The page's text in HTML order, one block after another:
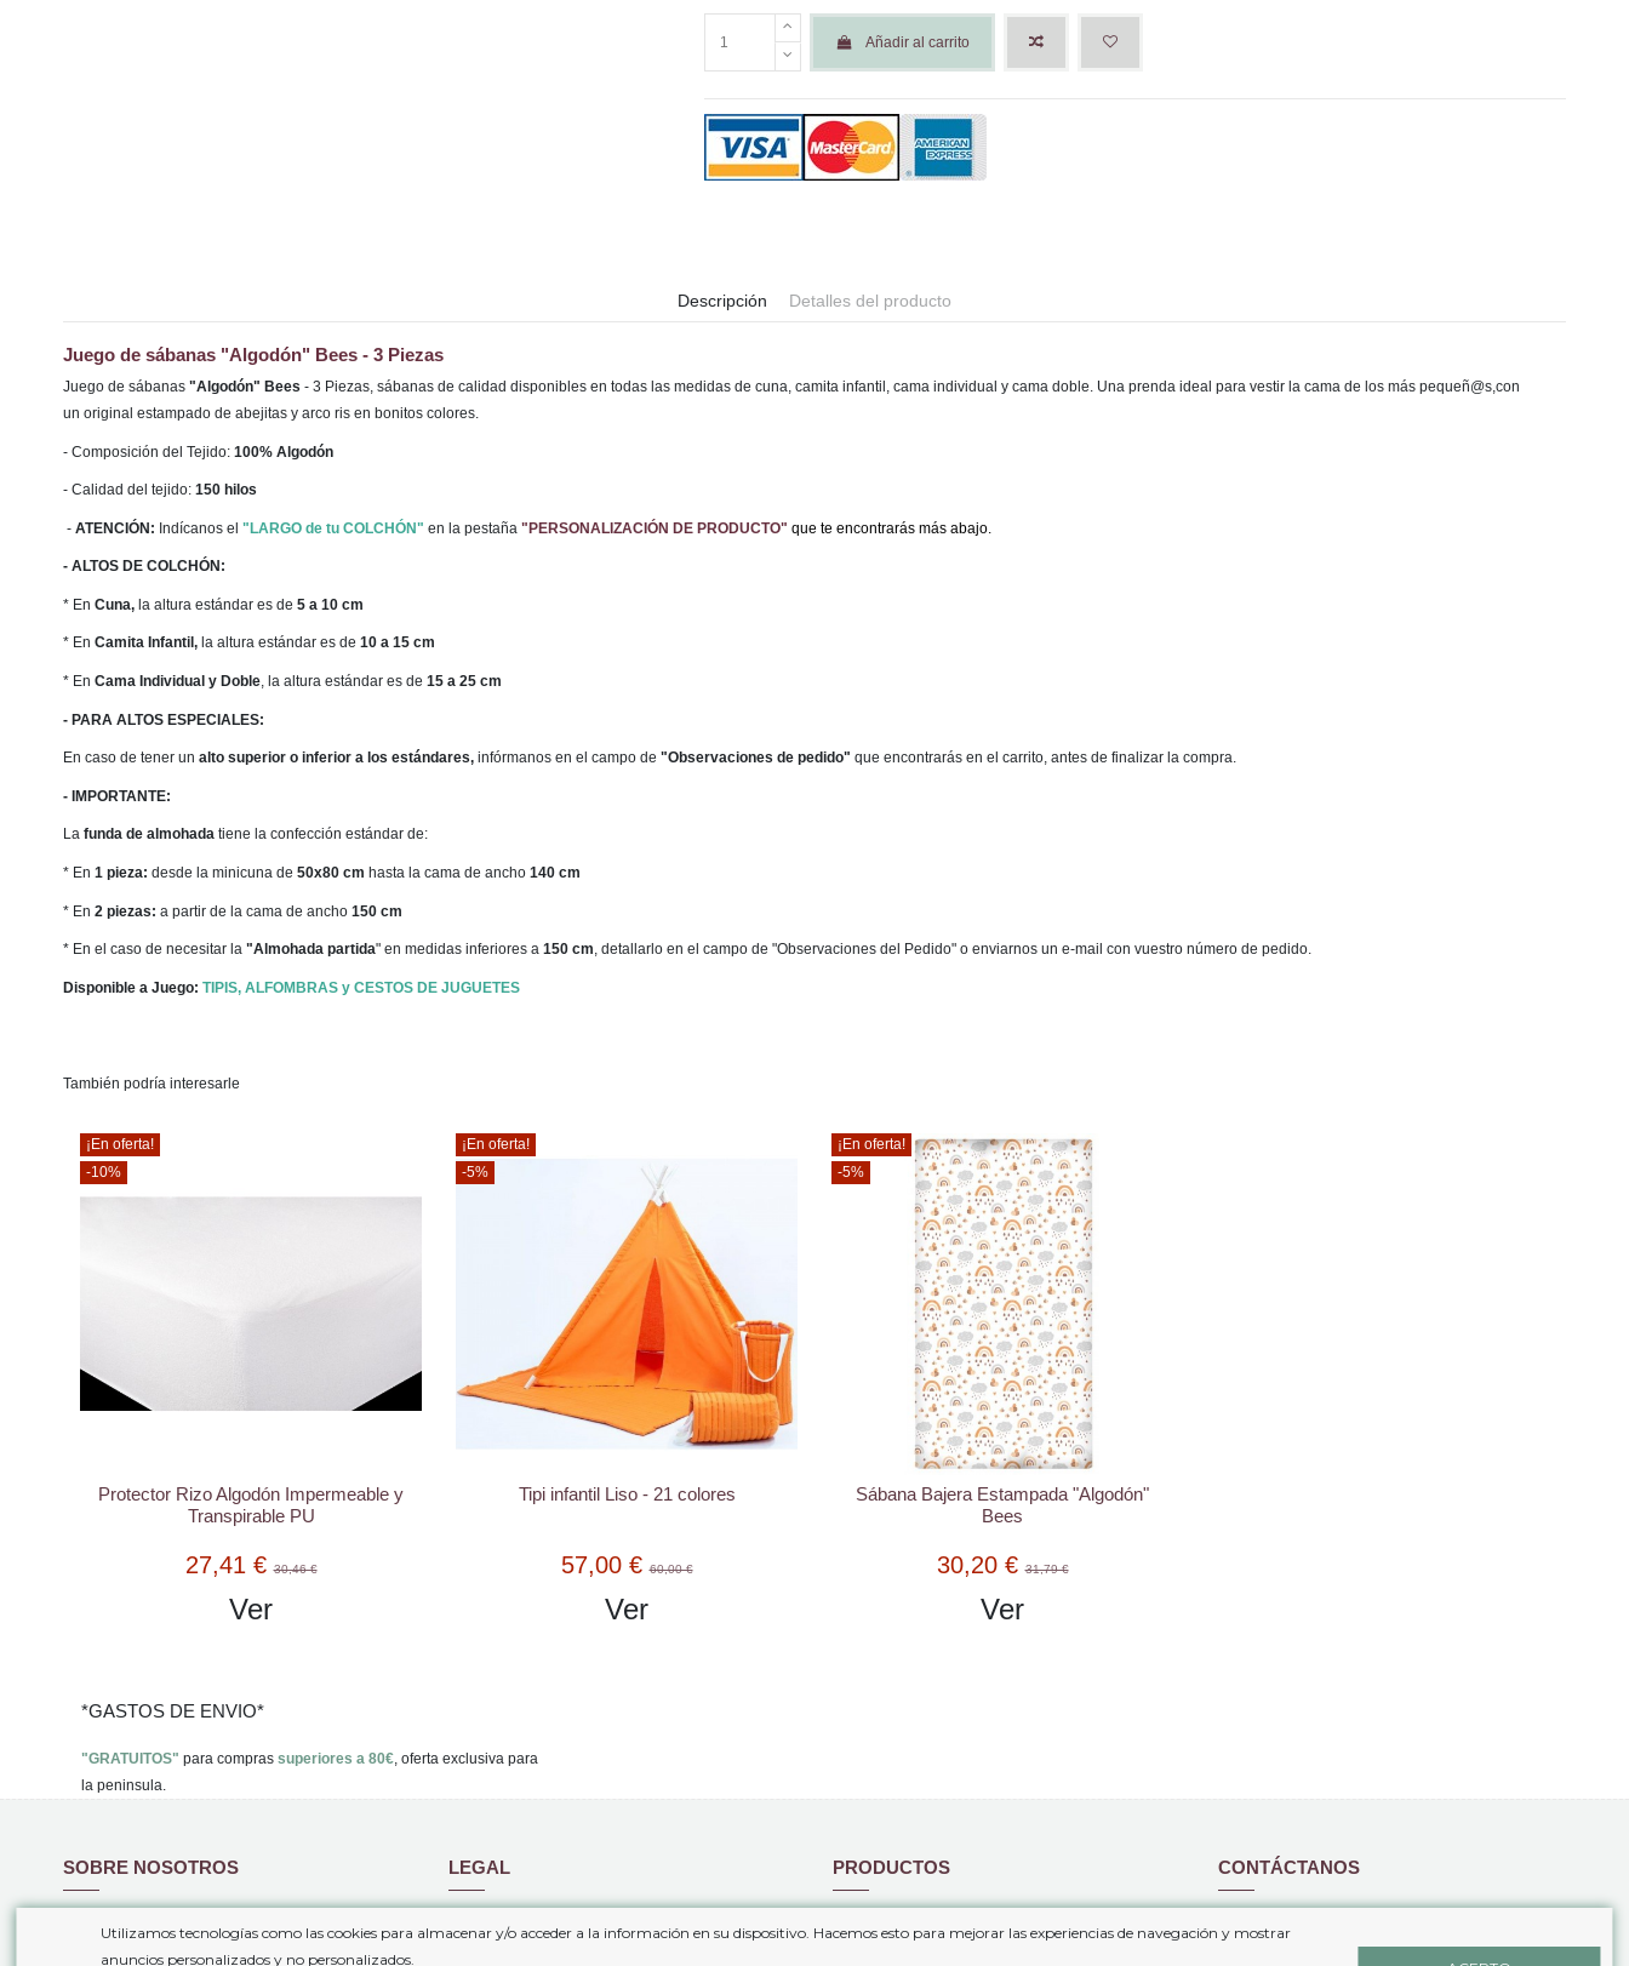
Añadir al carrito
Descripción Detalles del producto
Juego de sábanas "Algodón" Bees - 3 Piezas
Juego de sábanas "Algodón" Bees - 3 Piezas, sábanas de calidad disponibles en todas las medidas de cuna, camita infantil, cama individual y cama doble. Una prenda ideal para vestir la cama de los más pequeñ@s,con
un original estampado de abejitas y arco ris en bonitos colores.
- Composición del Tejido: 100% Algodón
- Calidad del tejido: 150 hilos
- ATENCIÓN: Indícanos el "LARGO de tu COLCHÓN" en la pestaña "PERSONALIZACIÓN DE PRODUCTO" que te encontrarás más abajo.
- ALTOS DE COLCHÓN:
* En Cuna, la altura estándar es de 5 a 10 cm
* En Camita Infantil, la altura estándar es de 10 a 15 cm
* En Cama Individual y Doble, la altura estándar es de 15 a 25 cm
- PARA ALTOS ESPECIALES:
En caso de tener un alto superior o inferior a los estándares, infórmanos en el campo de "Observaciones de pedido" que encontrarás en el carrito, antes de finalizar la compra.
- IMPORTANTE:
La funda de almohada tiene la confección estándar de:
* En 1 pieza: desde la minicuna de 50x80 cm hasta la cama de ancho 140 cm
* En 2 piezas: a partir de la cama de ancho 150 cm
* En el caso de necesitar la "Almohada partida" en medidas inferiores a 150 cm, detallarlo en el campo de "Observaciones del Pedido" o enviarnos un e-mail con vuestro número de pedido.
Disponible a Juego: TIPIS, ALFOMBRAS y CESTOS DE JUGUETES
También podría interesarle
¡En oferta!
-10%
Protector Rizo Algodón Impermeable y
Transpirable PU
27,41 €30,46 €
Ver
¡En oferta!
-5%
Tipi infantil Liso - 21 colores
57,00 €60,00 €
Ver
¡En oferta!
-5%
Sábana Bajera Estampada "Algodón"
Bees
30,20 €31,79 €
Ver
*GASTOS DE ENVIO*
"GRATUITOS" para compras superiores a 80€, oferta exclusiva para
la peninsula.
SOBRE NOSOTROS LEGAL PRODUCTOS CONTÁCTANOS
Utilizamos tecnologías como las cookies para almacenar y/o acceder a la información en su dispositivo. Hacemos esto para mejorar las experiencias de navegación y mostrar
anuncios personalizados y no personalizados.